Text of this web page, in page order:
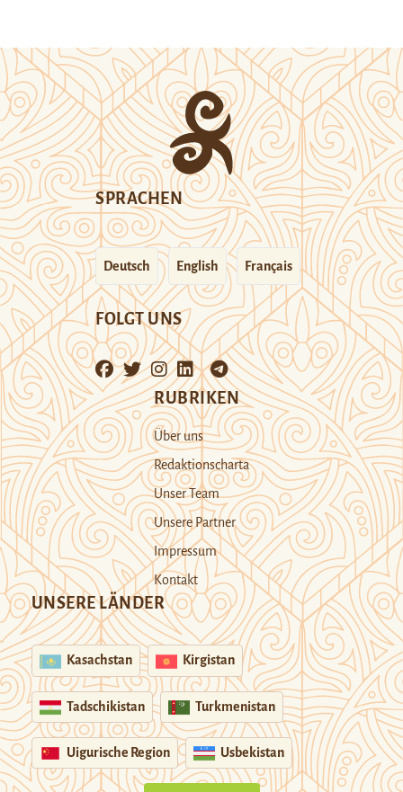
SPRACHEN
Deutsch English Français
FOLGT UNS
RUBRIKEN
Über uns
Redaktionscharta
Unser Team
Unsere Partner
Impressum
Kontakt
UNSERE LÄNDER
Kasachstan Kirgistan
Tadschikistan Turkmenistan
Uigurische Region Usbekistan